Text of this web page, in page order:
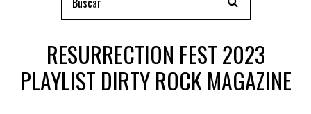
RESURRECTION FEST 2023
PLAYLIST DIRTY ROCK MAGAZINE